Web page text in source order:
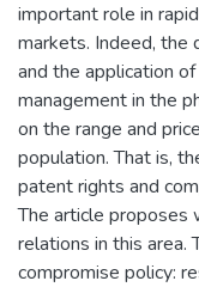
important role in
markets. Indeed,
and the application
management in the
on the range and
population. That is,
patent rights and
The article proposes
relations in this area.
compromise policy: